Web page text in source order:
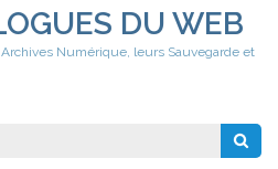
DU WEB
Numérique, leurs Sauvegarde et
Rechercher